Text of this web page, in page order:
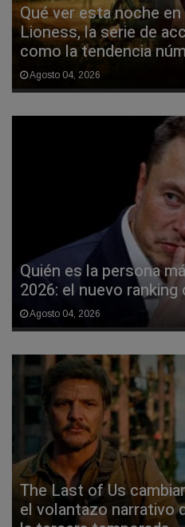
Qué ver esta noche
Lioness, la serie de
como la tendencia
Agosto 04, 2026
Quién es la persona
2026: el nuevo ranking
Agosto 04, 2026
The Last of Us
el volantazo narrativo